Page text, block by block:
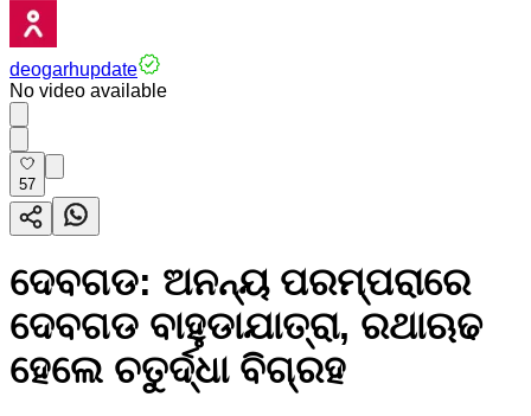
deogarhupdate
No video available
57
ଦେବଗଡ: ଅନନ୍ୟ ପରମ୍ପରାରେ
ଦେବଗଡ ବାହୁଡାଯାତ୍ରା, ରଥାଋଢ
ହେଲେ ଚତୁର୍ଦ୍ଧା ବିଗ୍ରହ